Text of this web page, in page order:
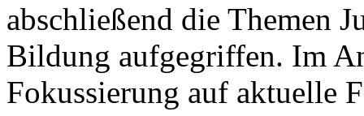
abschließend die Themen
Bildung aufgegriffen. Im
Fokussierung auf aktuelle